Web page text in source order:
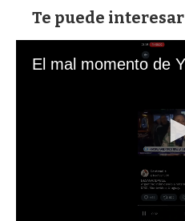
Te puede interesar